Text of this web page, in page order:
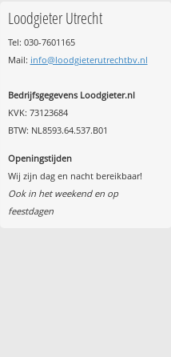
Loodgieter Utrecht
Tel: 030-7601165
Mail: info@loodgieterutrechtbv.nl
Bedrijfsgegevens Loodgieter.nl
KVK: 73123684
BTW: NL8593.64.537.B01
Openingstijden
Wij zijn dag en nacht bereikbaar!
Ook in het weekend en op
feestdagen